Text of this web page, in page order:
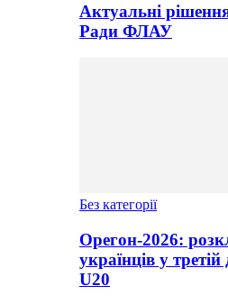
Актуальні
Ради ФЛАУ
Без категорії
Орегон-2026:
українців у
U20